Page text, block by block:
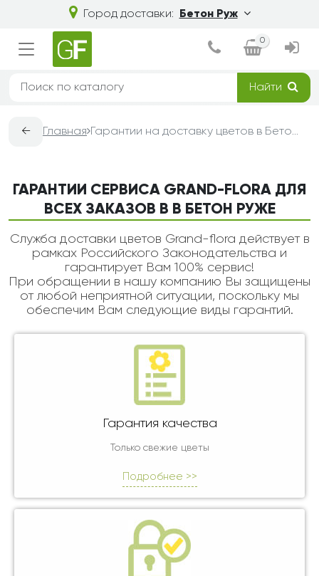
Город доставки: Бетон Руж
0
Найти
← Главная Гарантии на доставку цветов в Бетон Руже — Grand-Flora
ГАРАНТИИ СЕРВИСА GRAND-FLORA ДЛЯ
ВСЕХ ЗАКАЗОВ В В БЕТОН РУЖЕ
Служба доставки цветов Grand-flora действует в
рамках Российского Законодательства и
гарантирует Вам 100% сервис!
При обращении в нашу компанию Вы защищены
от любой неприятной ситуации, поскольку мы
обеспечим Вам следующие виды гарантий.
Гарантия качества
Только свежие цветы
Подробнее >>